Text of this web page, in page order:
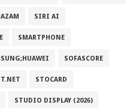
SIRI AI
SMARTPHONE
SOFASCORE
STOCARD
STUDIO DISPLAY (2026)